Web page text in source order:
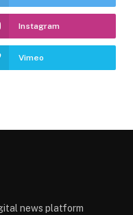
Instagram
Vimeo
news platform